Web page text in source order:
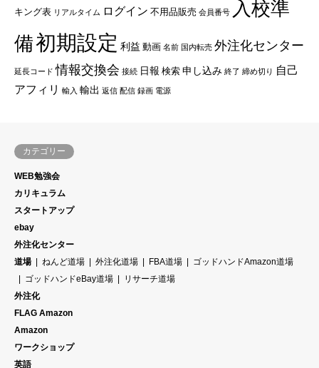
キング表 リアルタイム ログイン 不用品販売 会員番号
入校準
備初期設定 利益 動画 名前 国内転売 外注化センター
延長コード 情報交換会 接続 日報 検索 申し込み 終了 締め切り 自己
アフィリ 輸入 輸出 返信 配信 録画 電源
カテゴリー
WEB勉強会
カリキュラム
スタートアップ
ebay
外注化センター
道場
ねんど道場 外注化道場 FBA道場
ゴッドハンドAmazon道場
ゴッドハンドeBay道場
リサーチ道場
外注化
FLAG Amazon
Amazon
ワークショップ
英語